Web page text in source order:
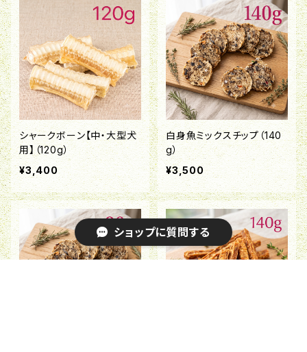
シャークボーン【中・大型犬
用】（120g）
¥3,400
白身魚ミックスチップ（140
g）
¥3,500
ショップに質問する